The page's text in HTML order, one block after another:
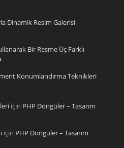
Dinamik Resim Galerisi
Bir Resme Üç Farklı
Konumlandırma Teknikleri
için PHP Döngüler – Tasarım
için PHP Döngüler – Tasarım